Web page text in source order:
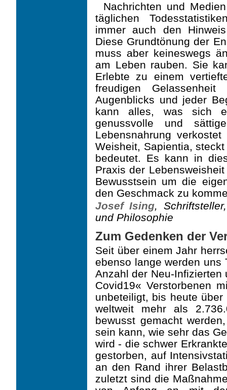
Nachrichten und
täglichen
immer auch den
Diese Grund­tönung der
muss aber keineswegs
am Leben rauben. Sie
Erlebte zu einem
freudigen
Augenblicks und jeder
kann alles, was sich
genussvolle und
Lebensnahrung
Weisheit, Sapientia,
bedeutet. Es kann in
Praxis der
Bewusstsein um die
den Geschmack zu
Josef Ising,
und Philosophie
Zum Gedenken der
Seit über einem Jahr
ebenso lange werden uns
Anzahl der Neu-Infizierten
Covid19« Verstorbenen
unbeteiligt, bis heute
weltweit mehr als
bewusst gemacht
sein kann, wie sehr das
wird - die schwer
gestor­ben, auf
an den Rand ihrer
zuletzt sind die